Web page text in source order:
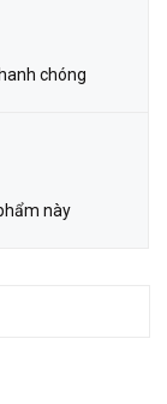
chóng
này